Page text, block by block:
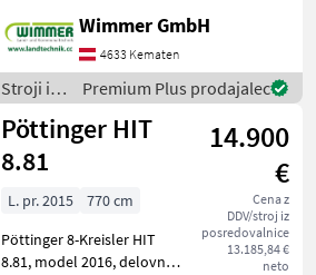
Futterverteilung und
höchste Effizienz in der
Grünlandernte. Mit seiner
großen Arbeitsbrei
Wimmer GmbH
4633 Kematen
Stroji in
oprema
za žetev
in
spravilo
/ Claas
Premium Plus prodajalec
Pöttinger HIT
8.81
14.900
€
Cena z
DDV/stroj iz
posredovalnice
13.185,84 €
neto
L. pr. 2015
770 cm
Pöttinger 8-Kreisler HIT
8.81, model 2016, delovna